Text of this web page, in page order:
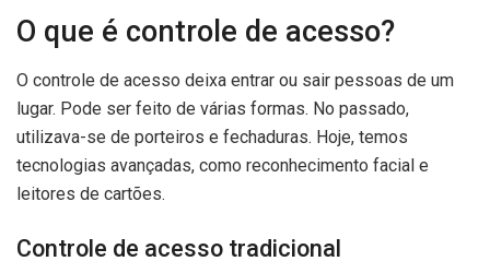
O que é controle de acesso?
O controle de acesso deixa entrar ou sair pessoas de um
lugar. Pode ser feito de várias formas. No passado,
utilizava-se de porteiros e fechaduras. Hoje, temos
tecnologias avançadas, como reconhecimento facial e
leitores de cartões.
Controle de acesso tradicional